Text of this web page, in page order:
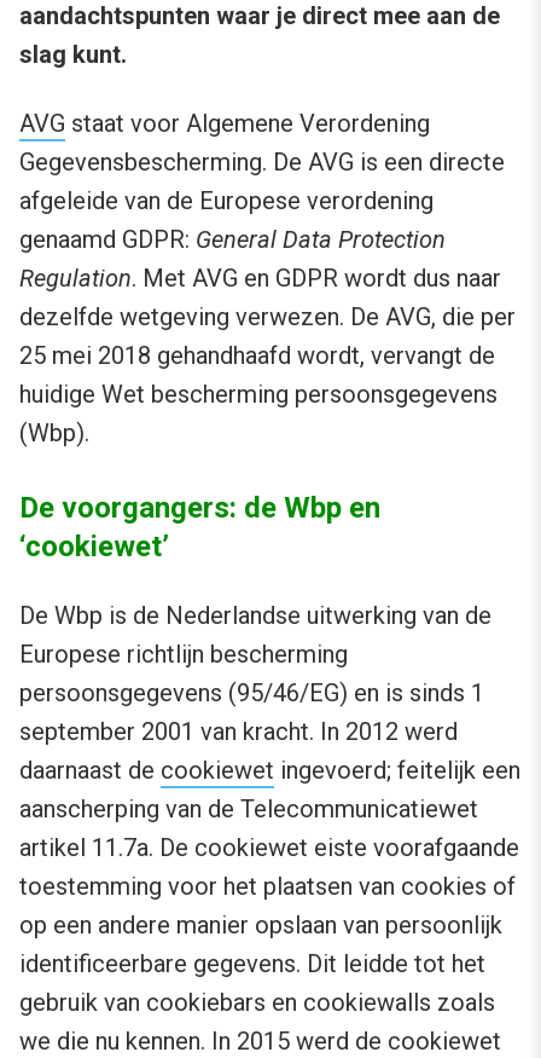
aandachtspunten waar je direct mee aan de
slag kunt.
AVG staat voor Algemene Verordening
Gegevensbescherming. De AVG is een directe
afgeleide van de Europese verordening
genaamd GDPR: General Data Protection
Regulation. Met AVG en GDPR wordt dus naar
dezelfde wetgeving verwezen. De AVG, die per
25 mei 2018 gehandhaafd wordt, vervangt de
huidige Wet bescherming persoonsgegevens
(Wbp).
De voorgangers: de Wbp en
‘cookiewet’
De Wbp is de Nederlandse uitwerking van de
Europese richtlijn bescherming
persoonsgegevens (95/46/EG) en is sinds 1
september 2001 van kracht. In 2012 werd
daarnaast de cookiewet ingevoerd; feitelijk een
aanscherping van de Telecommunicatiewet
artikel 11.7a. De cookiewet eiste voorafgaande
toestemming voor het plaatsen van cookies of
op een andere manier opslaan van persoonlijk
identificeerbare gegevens. Dit leidde tot het
gebruik van cookiebars en cookiewalls zoals
we die nu kennen. In 2015 werd de cookiewet